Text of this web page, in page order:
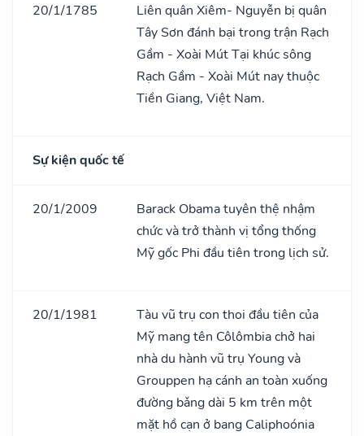
20/1/1785
Liên quân Xiêm- Nguyễn bị quân
Tây Sơn đánh bại trong trận Rạch
Gầm - Xoài Mút Tại khúc sông
Rạch Gầm - Xoài Mút nay thuộc
Tiền Giang, Việt Nam.
Sự kiện quốc tế
20/1/2009
Barack Obama tuyên thệ nhậm
chức và trở thành vị tổng thống
Mỹ gốc Phi đầu tiên trong lịch sử.
20/1/1981
Tàu vũ trụ con thoi đầu tiên của
Mỹ mang tên Côlômbia chở hai
nhà du hành vũ trụ Young và
Grouppen hạ cánh an toàn xuống
đường bǎng dài 5 km trên một
mặt hồ cạn ở bang Caliphoónia